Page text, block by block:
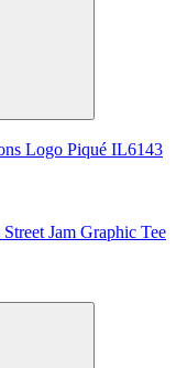
Logo Piqué IL6143